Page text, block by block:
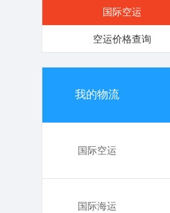
国际空运
空运价格查询
我的物流
国际空运
国际海运